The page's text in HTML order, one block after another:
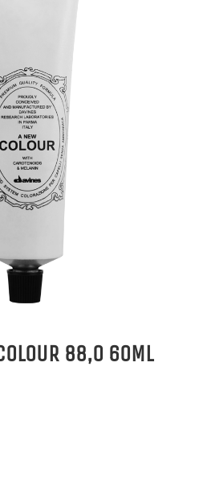
88,0 60ML